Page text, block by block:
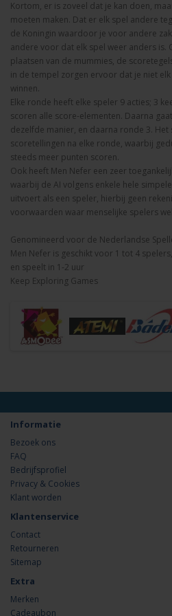
Kortom, er is zoveel dat je kan doen,
moeten maken. Dat er elk spel andere
de Koningin waardoor je voor andere
andere voor dat elk spel weer anders is.
plaatsen van de mummies, de
in de tempel zorgen ervoor dat je niet
winnen.
Elke ronde heeft elke speler 9 acties; 3
scoren alle score-elementen. Daarna
dezelfde manier, en daarna ronde 3. Het
scoretellingen na elke ronde, waarbij
steeds meer punten scoren.
Ook heeft Men Nefer een zeer
waarbij de AI volgens enkele hele
uitvoert als een speler, hierbij geen
voorwaarden waar menselijke spelers
Genomineerd voor de Nederlandse
Men Nefer is geschikt voor 1 tot 4
en speelt in 1-2 uur
Keep Exploring Games
Informatie
Bezoek ons
FAQ
Bedrijfsprofiel
Privacy & Cookies
Klant worden
Klantenservice
Contact
Retourneren
Sitemap
Extra
Merken
Cadeaubon